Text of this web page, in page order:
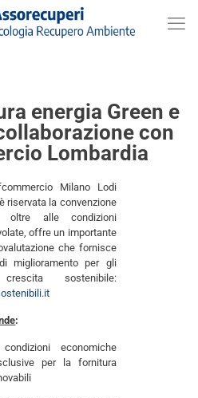
energia Green e
con
Lombardia
Milano Lodi
riservata la convenzione
oltre alle condizioni
offre un importante
che fornisce
miglioramento per gli
sostenibile:
:
economiche
per la fornitura